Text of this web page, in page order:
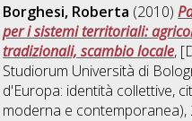
Borghesi, Roberta (2010)
per i sistemi territoriali:
tradizionali, scambio locale,
Studiorum Università di
d'Europa: identità collettive,
moderna e contemporanea),